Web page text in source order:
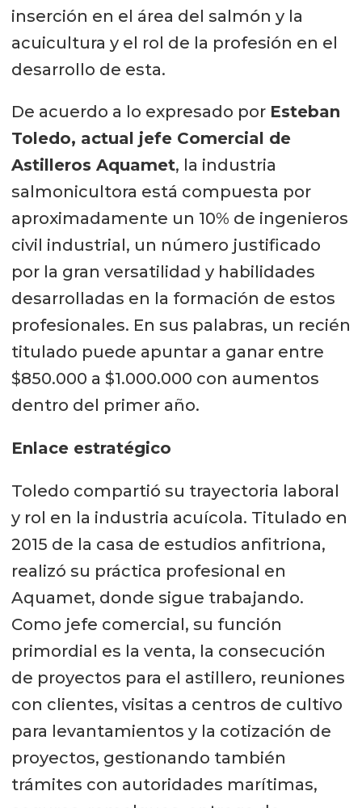
inserción en el área del salmón y la
acuicultura y el rol de la profesión en el
desarrollo de esta.
De acuerdo a lo expresado por Esteban
Toledo, actual jefe Comercial de
Astilleros Aquamet, la industria
salmonicultora está compuesta por
aproximadamente un 10% de ingenieros
civil industrial, un número justificado
por la gran versatilidad y habilidades
desarrolladas en la formación de estos
profesionales. En sus palabras, un recién
titulado puede apuntar a ganar entre
$850.000 a $1.000.000 con aumentos
dentro del primer año.
Enlace estratégico
Toledo compartió su trayectoria laboral
y rol en la industria acuícola. Titulado en
2015 de la casa de estudios anfitriona,
realizó su práctica profesional en
Aquamet, donde sigue trabajando.
Como jefe comercial, su función
primordial es la venta, la consecución
de proyectos para el astillero, reuniones
con clientes, visitas a centros de cultivo
para levantamientos y la cotización de
proyectos, gestionando también
trámites con autoridades marítimas,